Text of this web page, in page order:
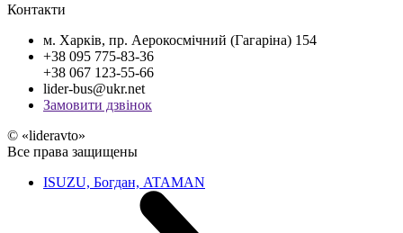
Контакти
м. Харків, пр. Аерокосмічний (Гагаріна) 154
+38 095 775-83-36
+38 067 123-55-66
lider-bus@ukr.net
Замовити дзвінок
© «lideravto»
Все права защищены
ISUZU, Богдан, ATAMAN